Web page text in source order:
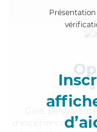
à
,
d'expérience et